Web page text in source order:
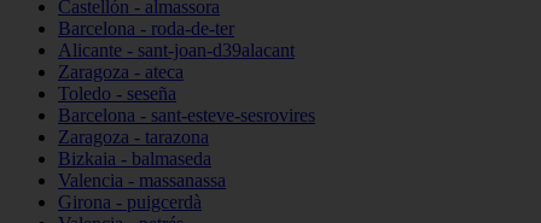
Castellón - almassora
Barcelona - roda-de-ter
Alicante - sant-joan-d39alacant
Zaragoza - ateca
Toledo - seseña
Barcelona - sant-esteve-sesrovires
Zaragoza - tarazona
Bizkaia - balmaseda
Valencia - massanassa
Girona - puigcerdà